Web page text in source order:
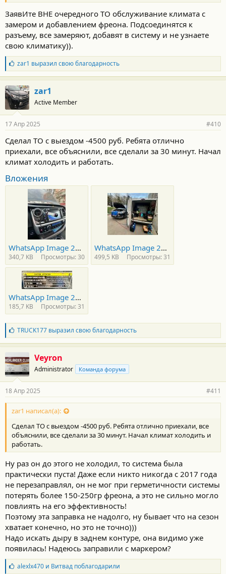
ЗаявИте ВНЕ очередного ТО обслуживание климата с
замером и добавлением фреона. Подсоединятся к
разъему, все замеряют, добавят в систему и не узнаете
свою климатику)).
Б
л
а
г
о
д
а
н
с
т
и
zar1 выразил свою благодарность
zar1
Active Member
17 Апр 2025 #410
Сделал ТО с выездом -4500 руб. Ребята отлично
приехали, все объяснили, все сделали за 30 минут. Начал
климат холодить и работать.
Вложения
WhatsApp Image 2025-04-17 at 19.49.46.jpeg
340,7 KB Просмотры: 30
WhatsApp Image 2025-04-17 at 19.49.47 (1).jpeg
499,5 KB Просмотры: 31
WhatsApp Image 2025-04-17 at 19.49.47 (3).jpeg
185,7 KB Просмотры: 31
Б
л
а
о
д
а
н
о
с
и
:
TRUCK177выразил свою благодарность
Veyron
Administrator Команда форума
18 Апр 2025 #411
zar1 написал(а):
Сделал ТО с выездом -4500 руб. Ребята отлично приехали, все
объяснили, все сделали за 30 минут. Начал климат холодить и
работать.
Ну раз он до этого не холодил, то система была
практически пуста! Даже если никто никогда с 2017 года
не перезаправлял, он не мог при герметичности системы
потерять более 150-250гр фреона, а это не сильно могло
повлиять на его эффективность!
Поэтому эта заправка не надолго, ну бывает что на сезон
хватает конечно, но это не точно)))
Надо искать дыру в заднем контуре, она видимо уже
появилась! Надеюсь заправили с маркером?
Б
alexlx470и Витвадпоблагодарили